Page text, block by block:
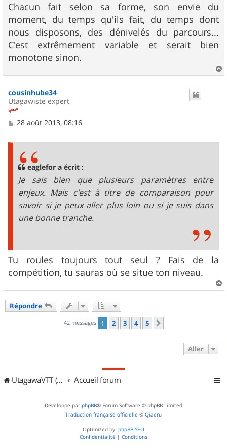
Chacun fait selon sa forme, son envie du
moment, du temps qu'ils fait, du temps dont
nous disposons, des dénivelés du parcours...
C'est extrêmement variable et serait bien
monotone sinon.
a
cousinhube34
Utagawiste expert
M
28 août 2013, 08:16
eaglefor a écrit :
Je sais bien que plusieurs paramètres entre
enjeux. Mais c'est à titre de comparaison pour
savoir si je peux aller plus loin ou si je suis dans
une bonne tranche.
Tu roules toujours tout seul ? Fais de la
compétition, tu sauras où se situe ton niveau.
a
Répondre
42 messages 1 2 3 4 5
Aller
UtagawaVTT (Randos VTT et VTTAE avec traces GPS) Accueil forum
Développé par phpBB® Forum Software © phpBB Limited
Traduction française officielle © Qiaeru
Optimized by: phpBB SEO
Confidentialité | Conditions